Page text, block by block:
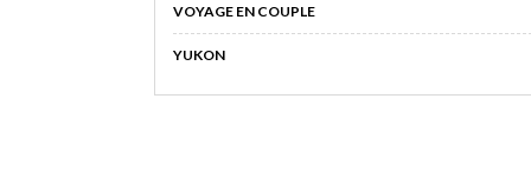
VOYAGE EN COUPLE
YUKON